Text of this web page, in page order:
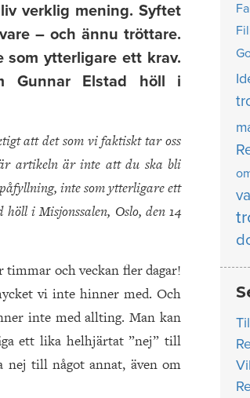
verklig mening. Syftet
– och ännu tröttare.
ytterligare ett krav.
Gunnar Elstad höll i
att det som vi faktiskt tar oss
artikeln är inte att du ska bli
inte som ytterligare ett
i Misjonssalen, Oslo, den 14
och veckan fler dagar!
vi inte hinner med. Och
inte med allting. Man kan
ett lika helhjärtat ”nej” till
nej till något annat, även om